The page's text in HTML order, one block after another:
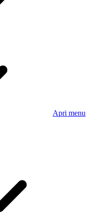
Apri menu